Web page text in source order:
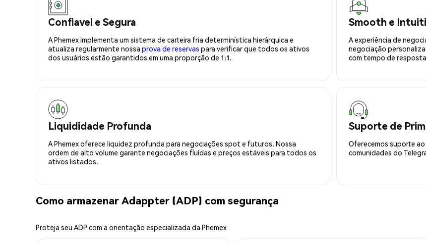
Confiavel e Segura
A Phemex implementa um sistema de carteira fria determinística hierárquica e
atualiza regularmente nossa prova de reservas para verificar que todos os ativos
dos usuários estão garantidos em uma proporção de 1:1.
Smooth e
A experiência de
negociação
com tempo de
Liquididade Profunda
A Phemex oferece liquidez profunda para negociações spot e futuros. Nossa
ordem de alto volume garante negociações fluídas e preços estáveis para todos os
ativos listados.
Suporte de
Oferecemos suporte
comunidades do
Como armazenar Adappter (ADP) com segurança
Proteja seu ADP com a orientação especializada da Phemex